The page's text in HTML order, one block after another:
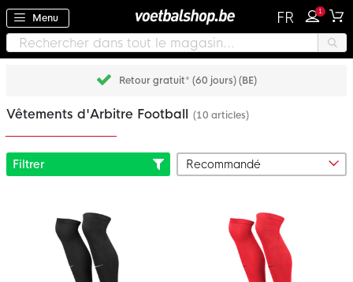
Menu FR 1
Retour gratuit* (60 jours) (BE)
Vêtements d'Arbitre Football (10 articles)
Filtrer